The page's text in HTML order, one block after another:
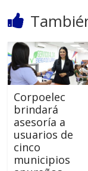
Corpoelec
brindará
asesoría a
usuarios de
cinco
municipios